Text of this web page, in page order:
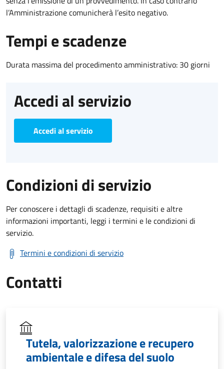
l’Amministrazione comunicherà l’esito negativo.
Tempi e scadenze
Durata massima del procedimento amministrativo: 30 giorni
Accedi al servizio
Accedi al servizio
Condizioni di servizio
Per conoscere i dettagli di scadenze, requisiti e altre
informazioni importanti, leggi i termini e le condizioni di
servizio.
Termini e condizioni di servizio
Contatti
Tutela, valorizzazione e recupero
ambientale e difesa del suolo